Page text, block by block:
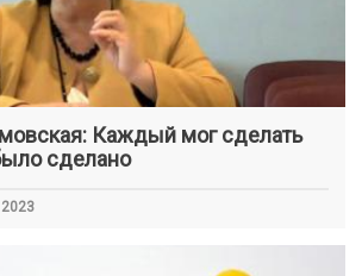
Каждый мог сделать
сделано